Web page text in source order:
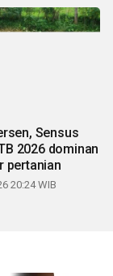
Sensus
2026 dominan
pertanian
20:24 WIB